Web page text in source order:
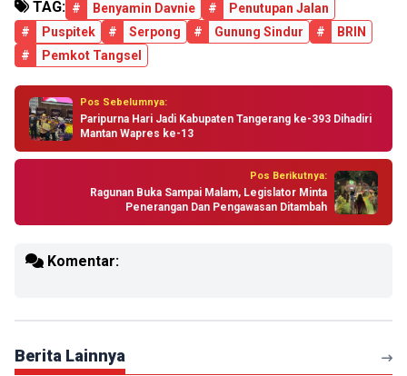
TAG: # Benyamin Davnie #
Penutupan Jalan
#
Puspitek # Serpong # Gunung Sindur #
BRIN
#
Pemkot Tangsel
Pos Sebelumnya:
Paripurna Hari Jadi Kabupaten Tangerang ke-393 Dihadiri
Mantan Wapres ke-13
Pos Berikutnya:
Ragunan Buka Sampai Malam, Legislator Minta
Penerangan Dan Pengawasan Ditambah
Komentar:
Berita Lainnya